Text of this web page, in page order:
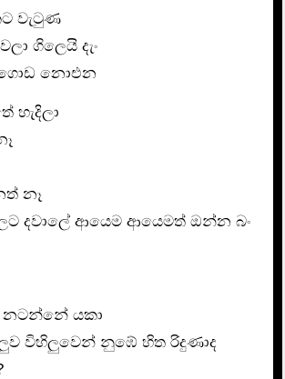
වැටුණ
ගිලෙයි දැං
නොඑන
හැදිලා
නෑ
දවාලේ ආයෙම ආයෙමත් ඔන්න බං
යකා
විහිලුවෙන් නුඹේ හිත රිදුණාද